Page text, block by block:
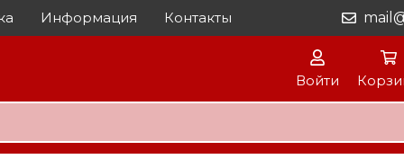
Информация Контакты
Войти